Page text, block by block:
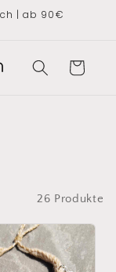
| ab 90€
Warenkorb
26 Produkte